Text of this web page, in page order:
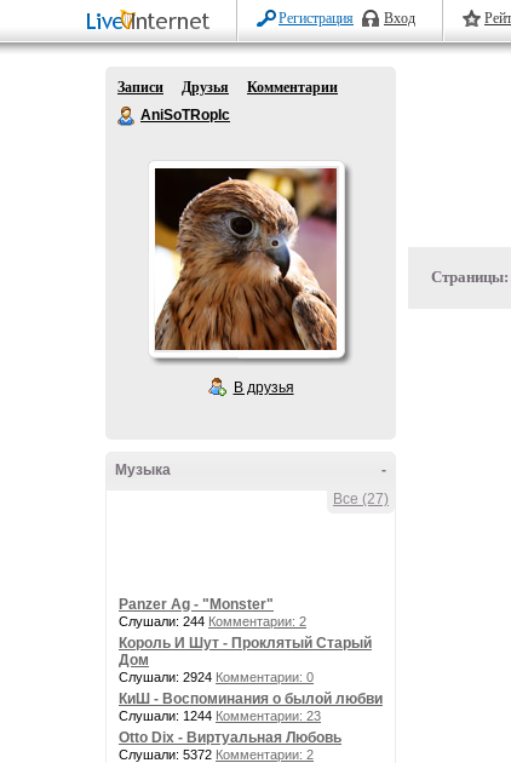
Регистрация Вход
Записи Друзья
Комментарии
AniSoTRopIc
В друзья
-
Музыка
Все (27)
Panzer Ag - "Monster"
Слушали: 244 Комментарии: 2
Король И Шут - Проклятый Старый
Дом
Слушали: 2924 Комментарии: 0
КиШ - Воспоминания о былой любви
Слушали: 1244 Комментарии: 23
Otto Dix - Виртуальная Любовь
Слушали: 5372 Комментарии: 2
Страницы: